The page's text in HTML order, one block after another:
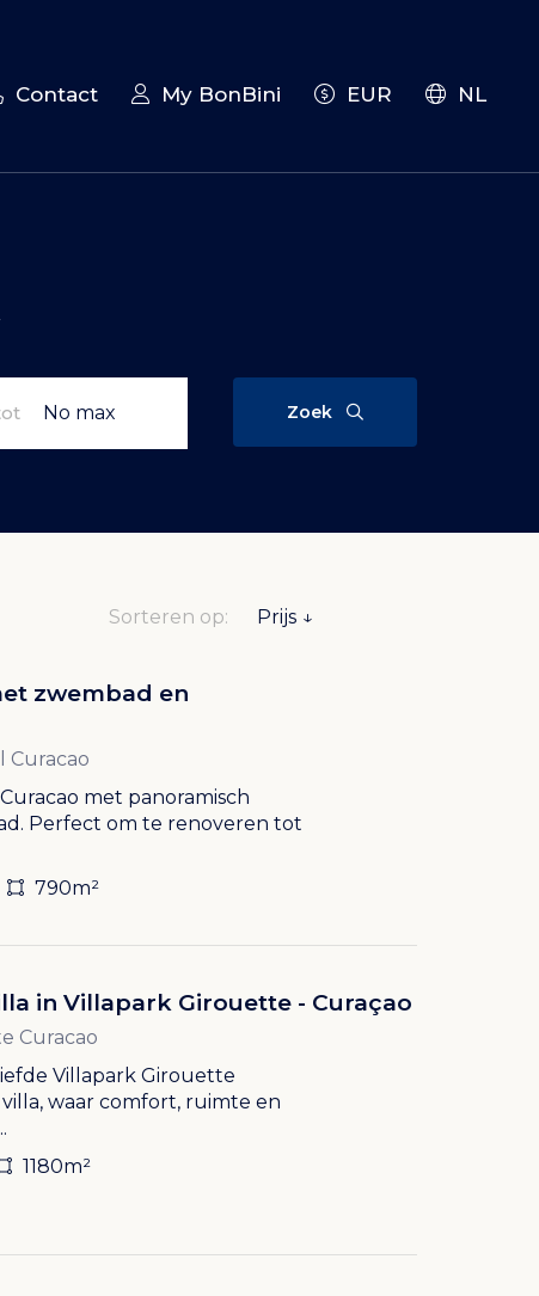
Contact My BonBini EUR NL
Zoek
Sorteren op:
zwembad en
Curacao
met panoramisch
Perfect om te renoveren tot
790m²
in Villapark Girouette - Curaçao
Curacao
Villapark Girouette
waar comfort, ruimte en
1180m²